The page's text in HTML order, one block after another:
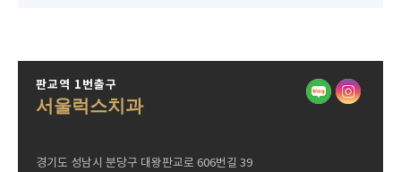
판교역 1번출구
서울럭스치과
경기도 성남시 분당구 대왕판교로 606번길 39